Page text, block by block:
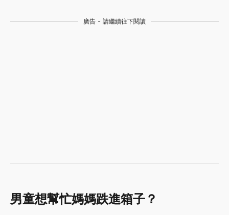
廣告 - 請繼續往下閱讀
男童想幫忙媽媽跌進箱子？